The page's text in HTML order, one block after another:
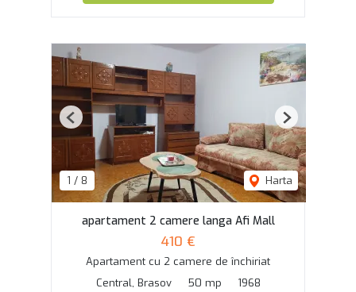
1 / 8 Harta
Previous Next
apartament 2 camere langa Afi Mall
410 €
Apartament cu 2 camere de închiriat
Central, Brasov
50 mp 1968